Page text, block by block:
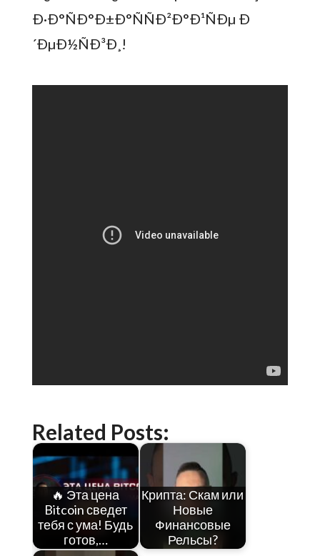
Ð·Ð°ÑÐ°Ð±Ð°ÑÑÐ²Ð°Ð¹ÑÐµ Ð
´ÐµÐ½ÑÐ³Ð¸!
Related Posts:
🔥 Эта цена
Bitcoin сведет
тебя с ума! Будь
готов,…
Крипта: Скам или
Новые
Финансовые
Рельсы?